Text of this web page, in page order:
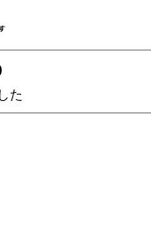
た